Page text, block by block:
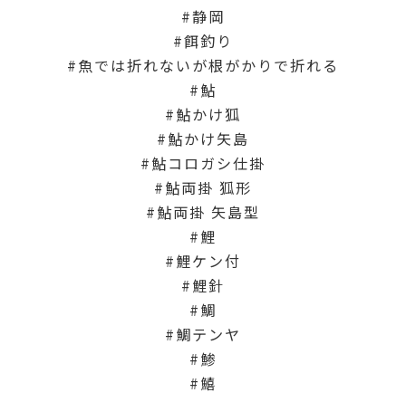
静岡
餌釣り
魚では折れないが根がかりで折れる
鮎
鮎かけ狐
鮎かけ矢島
鮎コロガシ仕掛
鮎両掛 狐形
鮎両掛 矢島型
鯉
鯉ケン付
鯉針
鯛
鯛テンヤ
鯵
鱚